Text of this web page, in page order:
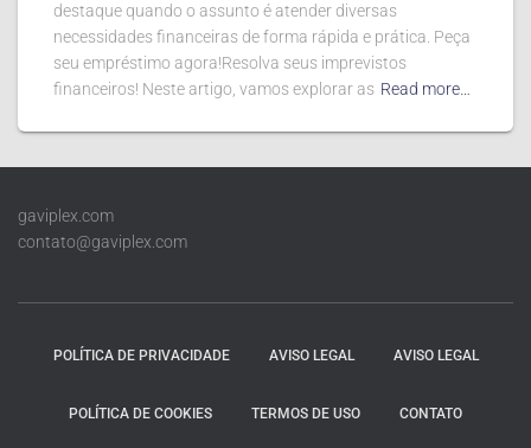
destaque quando o assunto é atender diversas
necessidades financeiras de forma rápida e prática. Peça
seu empréstimo agora!Resolva seus imprevistos
financeiros! Neste artigo, vamos explorar as Read more…
gaviplex.com
contato@gaviplex.com
POLÍTICA DE PRIVACIDADE AVISO LEGAL AVISO LEGAL
POLÍTICA DE COOKIES TERMOS DE USO CONTATO